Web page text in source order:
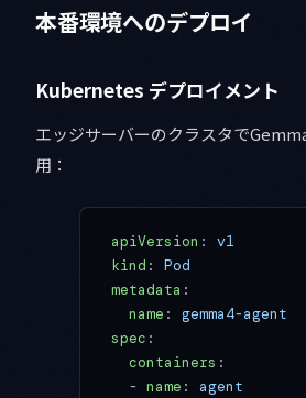
本番環境へのデプロイ
Kubernetes デプロイメント
エッジサーバーのクラスタで
用：
apiVersion : v1
kind : Pod
metadata :
  name
: gemma4-agent
spec :
  containers
:
  -
name : agent